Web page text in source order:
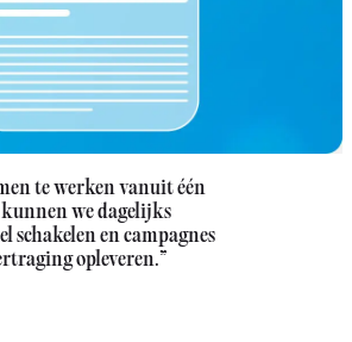
te werken vanuit één
we dagelijks
schakelen en campagnes
opleveren.”